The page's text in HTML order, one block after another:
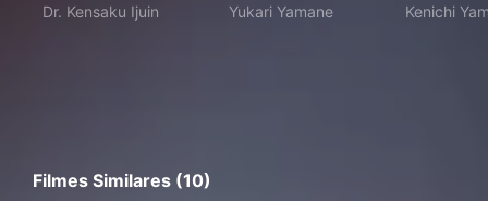
Dr. Kensaku Ijuin
Yukari Yamane
Kenichi
Filmes Similares (10)